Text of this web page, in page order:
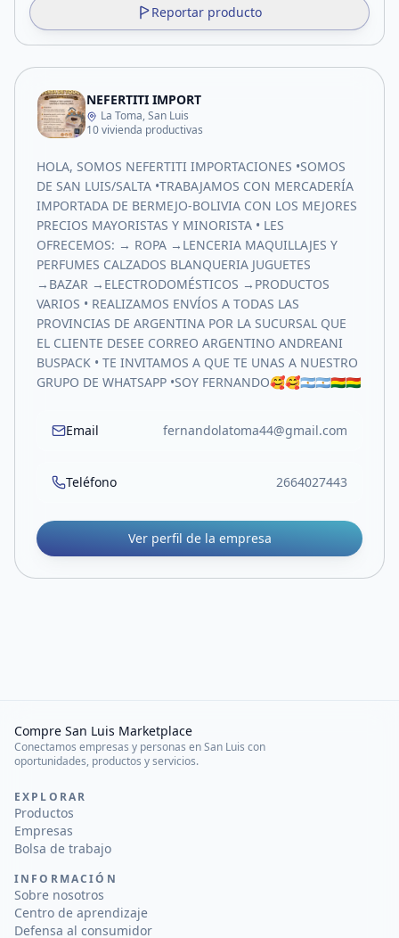
Reportar producto
NEFERTITI IMPORT
La Toma, San Luis
10 vivienda productivas
HOLA, SOMOS NEFERTITI IMPORTACIONES •SOMOS
DE SAN LUIS/SALTA •TRABAJAMOS CON MERCADERÍA
IMPORTADA DE BERMEJO-BOLIVIA CON LOS MEJORES
PRECIOS MAYORISTAS Y MINORISTA • LES
OFRECEMOS: → ROPA →LENCERIA MAQUILLAJES Y
PERFUMES CALZADOS BLANQUERIA JUGUETES
→BAZAR →ELECTRODOMÉSTICOS →PRODUCTOS
VARIOS • REALIZAMOS ENVÍOS A TODAS LAS
PROVINCIAS DE ARGENTINA POR LA SUCURSAL QUE
EL CLIENTE DESEE CORREO ARGENTINO ANDREANI
BUSPACK • TE INVITAMOS A QUE TE UNAS A NUESTRO
GRUPO DE WHATSAPP •SOY FERNANDO🥰🥰🇦🇷🇦🇷🇧🇴🇧🇴
Email fernandolatoma44@gmail.com
Teléfono 2664027443
Ver perfil de la empresa
Compre San Luis Marketplace
Conectamos empresas y personas en San Luis con
oportunidades, productos y servicios.
EXPLORAR
Productos
Empresas
Bolsa de trabajo
INFORMACIÓN
Sobre nosotros
Centro de aprendizaje
Defensa al consumidor